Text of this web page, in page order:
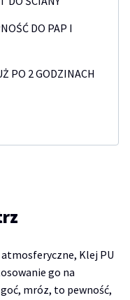
DO PAP I
PO 2 GODZINACH
Klej PU
go na
mróz, to pewność,